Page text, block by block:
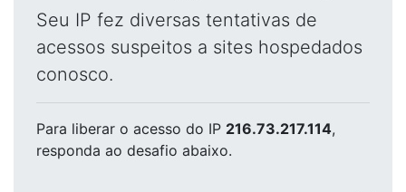
Seu IP fez diversas tentativas de
acessos suspeitos a sites hospedados
conosco.
Para liberar o acesso do IP 216.73.217.114,
responda ao desafio abaixo.